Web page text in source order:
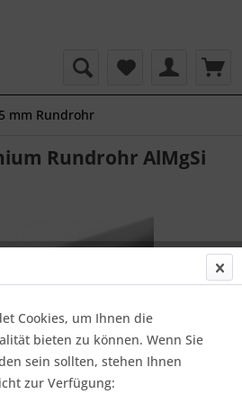
mm Rundrohr
Rundrohr AlMgSi
Cookies, um Ihnen die
bieten zu können. Wenn Sie
sein sollten, stehen Ihnen
zur Verfügung: